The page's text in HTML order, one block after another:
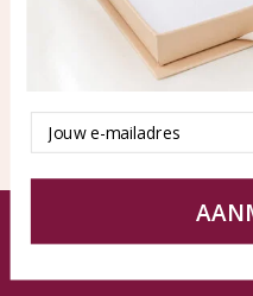
New products
© KAYA jewels
Terms and Conditions Disclaimer
Email